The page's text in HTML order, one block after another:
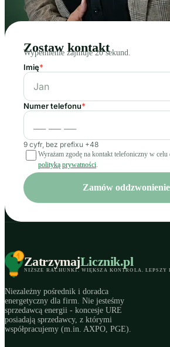
Zostaw kontakt
Wypełnienie zajmuje 20 sekund.
Imię*
Numer telefonu*
9 cyfr, bez prefixu +48
Wyrażam zgodę na kontakt telefoniczny w
polityką prywatności.
Zamów oddzwonienie
ZatrzymajLicznik.pl
NIŻSZE RACHUNKI. WIĘKSZA KONTROLA. LEPSZY
Niezależny pośrednik i doradca
energetyczny dla firm. Nie jesteśmy
sprzedawcą energii - koncesje URE
posiadają sprzedawcy, z którymi
współpracujemy (m.in. AXPO, PGE).